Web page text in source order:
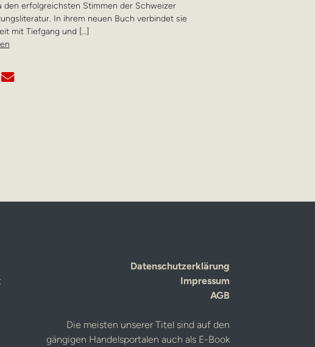
den erfolgreichsten Stimmen der Schweizer
In ihrem neuen Buch verbindet sie
mit Tiefgang und […]
Datenschutzerklärung
Impressum
AGB
Die meisten unserer Titel sind auf den
gängigen Handelsportalen auch als E-Book